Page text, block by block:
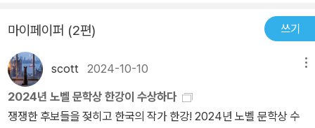
마이페이퍼 (2편) 쓰기
scott 2024-10-10
2024년 노벨 문학상 한강이 수상하다
쟁쟁한 후보들을 젖히고 한국의 작가 한강! 2024년 노벨 문학상 수